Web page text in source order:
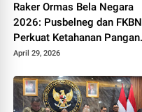
Raker Ormas Bela Negara
2026: Pusbelneg dan FKBN
Perkuat Ketahanan Pangan
Nasional
April 29, 2026